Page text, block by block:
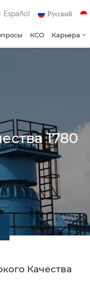
Español Русский
КСО Карьера
1780
Качества